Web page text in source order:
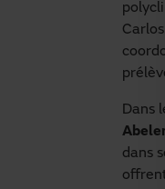
Dans
dans